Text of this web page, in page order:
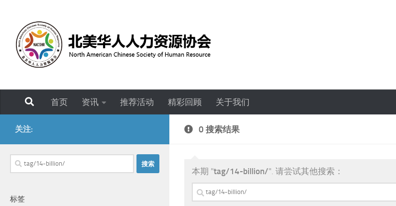
首页 资讯 推荐活动 精彩回顾 关于我们
0 搜索结果
本期 "tag/14-billion/". 请尝试其他搜索：
搜
索：
关注:
搜
索：
标签